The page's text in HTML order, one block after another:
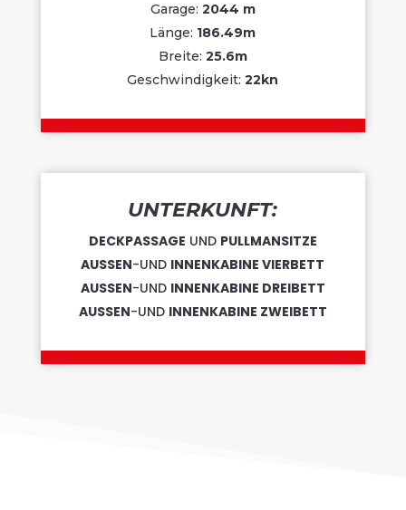
Garage: 2044 m
Länge: 186.49m
Breite: 25.6m
Geschwindigkeit:22kn
UNTERKUNFT:
DECKPASSAGE UND PULLMANSITZE
AUSSEN-UND INNENKABINE VIERBETT
AUSSEN-UND INNENKABINE DREIBETT
AUSSEN-UND INNENKABINE ZWEIBETT